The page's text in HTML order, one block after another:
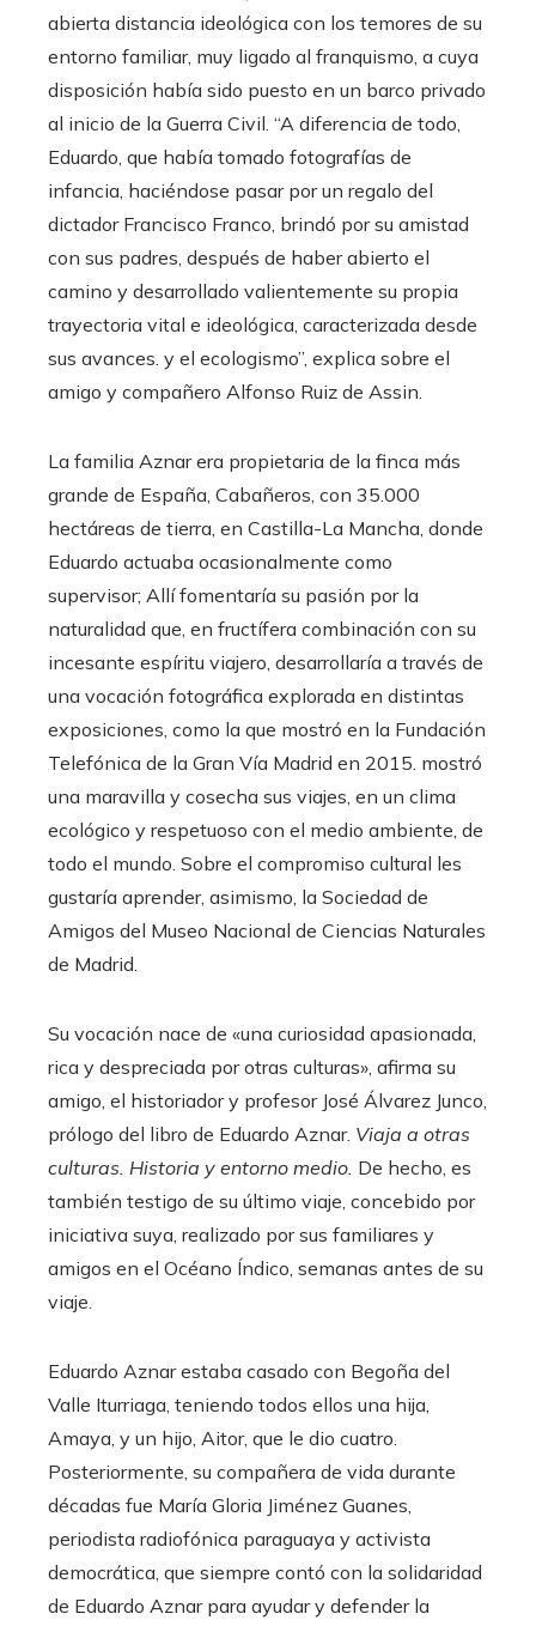
abierta distancia ideológica con los temores de su
entorno familiar, muy ligado al franquismo, a cuya
disposición había sido puesto en un barco privado
al inicio de la Guerra Civil. “A diferencia de todo,
Eduardo, que había tomado fotografías de
infancia, haciéndose pasar por un regalo del
dictador Francisco Franco, brindó por su amistad
con sus padres, después de haber abierto el
camino y desarrollado valientemente su propia
trayectoria vital e ideológica, caracterizada desde
sus avances. y el ecologismo”, explica sobre el
amigo y compañero Alfonso Ruiz de Assin.
La familia Aznar era propietaria de la finca más
grande de España, Cabañeros, con 35.000
hectáreas de tierra, en Castilla-La Mancha, donde
Eduardo actuaba ocasionalmente como
supervisor; Allí fomentaría su pasión por la
naturalidad que, en fructífera combinación con su
incesante espíritu viajero, desarrollaría a través de
una vocación fotográfica explorada en distintas
exposiciones, como la que mostró en la Fundación
Telefónica de la Gran Vía Madrid en 2015. mostró
una maravilla y cosecha sus viajes, en un clima
ecológico y respetuoso con el medio ambiente, de
todo el mundo. Sobre el compromiso cultural les
gustaría aprender, asimismo, la Sociedad de
Amigos del Museo Nacional de Ciencias Naturales
de Madrid.
Su vocación nace de «una curiosidad apasionada,
rica y despreciada por otras culturas», afirma su
amigo, el historiador y profesor José Álvarez Junco,
prólogo del libro de Eduardo Aznar. Viaja a otras
culturas. Historia y entorno medio. De hecho, es
también testigo de su último viaje, concebido por
iniciativa suya, realizado por sus familiares y
amigos en el Océano Índico, semanas antes de su
viaje.
Eduardo Aznar estaba casado con Begoña del
Valle Iturriaga, teniendo todos ellos una hija,
Amaya, y un hijo, Aitor, que le dio cuatro.
Posteriormente, su compañera de vida durante
décadas fue María Gloria Jiménez Guanes,
periodista radiofónica paraguaya y activista
democrática, que siempre contó con la solidaridad
de Eduardo Aznar para ayudar y defender la